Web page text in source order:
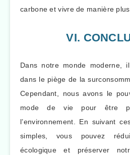
carbone et vivre de manière
VI.
Dans notre monde moderne,
dans le piège de la
Cependant, nous avons le
mode de vie pour être
l’environnement. En suivant
simples, vous pouvez
écologique et préserver